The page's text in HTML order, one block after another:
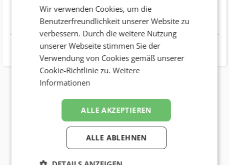
Telefonnummer
+43 (7752) 21922
Website http://www.level-two.at
Wir verwenden Cookies, um die
Benutzerfreundlichkeit unserer Website zu
verbessern. Durch die weitere Nutzung
unserer Webseite stimmen Sie der
Verwendung von Cookies gemäß unserer
Cookie-Richtlinie zu.Weitere
Informationen
ALLE AKZEPTIEREN
ALLE ABLEHNEN